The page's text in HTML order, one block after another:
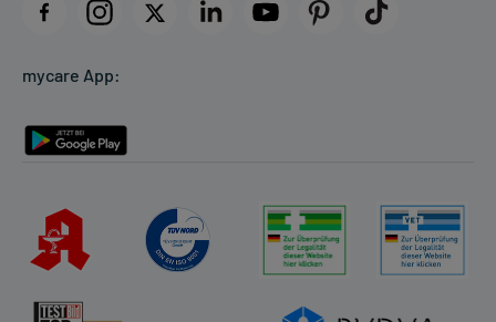
Datenschutz
Rückgabe/Widerruf
mycare App: